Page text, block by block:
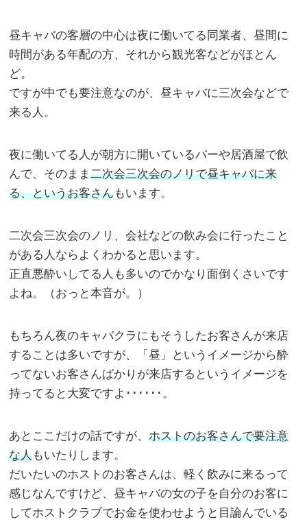
昼キャバの客層の中心は夜に働いてる同業者、昼間に
時間がある年配の方、それから観光客などがほとん
ど。
ですが中でも要注意なのが、昼キャバに三次会などで
来る人。
夜に働いてる人が朝方に開いているバーや居酒屋で飲
んで、そのまま二次会三次会のノリで昼キャバに来
る、というお客さんもいます。
二次会三次会のノリ、会社などの飲み会に行ったこと
がある人ならよくわかると思います。
正直悪酔いしてる人も多いのでかなり面倒くさいです
よね。（おっと本音が。）
もちろん夜のキャバクラにもそうしたお客さんが来店
することは多いですが、「昼」というイメージから酔
ってないお客さんばかりが来店するというイメージを
持ってると大変ですよ･･････。
あとここだけの話ですが、ホストのお客さんで要注意
な人もいたりします。
だいたいのホストのお客さんは、軽く飲みに来るって
感じなんですけど、昼キャバの女の子を自分のお客に
してホストクラブでお金を使わせようと目論んでいる